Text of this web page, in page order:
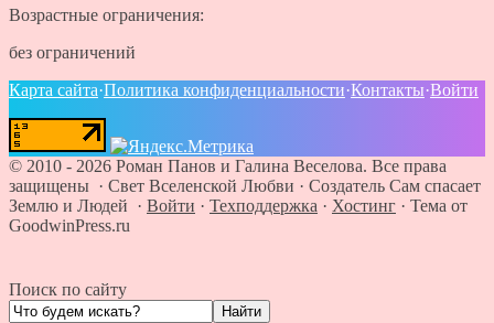
Возрастные ограничения:
без ограничений
Карта сайта·Политика конфиденциальности·Контакты·Войти
© 2010 - 2026 Роман Панов и Галина Веселова. Все права
защищены · Свет Вселенской Любви · Создатель Сам спасает
Землю и Людей · Войти · Техподдержка · Хостинг · Тема от
GoodwinPress.ru
Поиск по сайту